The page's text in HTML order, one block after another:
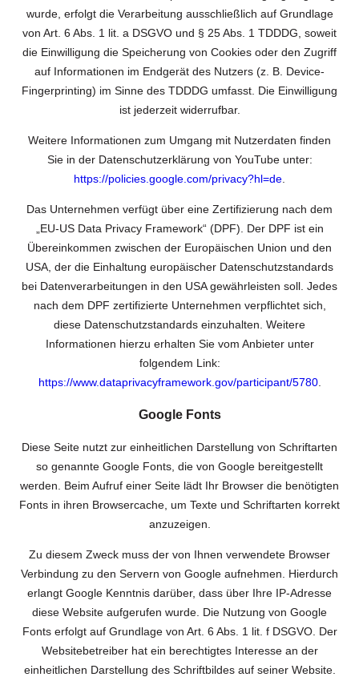
wurde, erfolgt die Verarbeitung ausschließlich auf Grundlage
von Art. 6 Abs. 1 lit. a DSGVO und § 25 Abs. 1 TDDDG, soweit
die Einwilligung die Speicherung von Cookies oder den Zugriff
auf Informationen im Endgerät des Nutzers (z. B. Device-
Fingerprinting) im Sinne des TDDDG umfasst. Die Einwilligung
ist jederzeit widerrufbar.
Weitere Informationen zum Umgang mit Nutzerdaten finden
Sie in der Datenschutzerklärung von YouTube unter:
https://policies.google.com/privacy?hl=de
Das Unternehmen verfügt über eine Zertifizierung nach dem
„EU-US Data Privacy Framework“ (DPF). Der DPF ist ein
Übereinkommen zwischen der Europäischen Union und den
USA, der die Einhaltung europäischer Datenschutzstandards
bei Datenverarbeitungen in den USA gewährleisten soll. Jedes
nach dem DPF zertifizierte Unternehmen verpflichtet sich,
diese Datenschutzstandards einzuhalten. Weitere
Informationen hierzu erhalten Sie vom Anbieter unter
folgendem Link:
https://www.dataprivacyframework.gov/participant/5780.
Google Fonts
Diese Seite nutzt zur einheitlichen Darstellung von Schriftarten
so genannte Google Fonts, die von Google bereitgestellt
werden. Beim Aufruf einer Seite lädt Ihr Browser die benötigten
Fonts in ihren Browsercache, um Texte und Schriftarten korrekt
anzuzeigen.
Zu diesem Zweck muss der von Ihnen verwendete Browser
Verbindung zu den Servern von Google aufnehmen. Hierdurch
erlangt Google Kenntnis darüber, dass über Ihre IP-Adresse
diese Website aufgerufen wurde. Die Nutzung von Google
Fonts erfolgt auf Grundlage von Art. 6 Abs. 1 lit. f DSGVO. Der
Websitebetreiber hat ein berechtigtes Interesse an der
einheitlichen Darstellung des Schriftbildes auf seiner Website.